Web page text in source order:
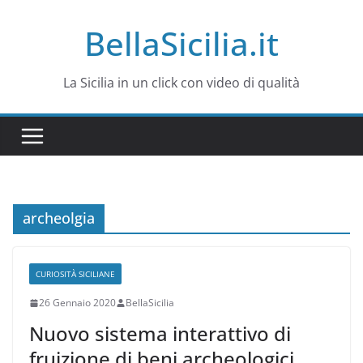
BellaSicilia.it
La Sicilia in un click con video di qualità
archeolgia
CURIOSITÀ SICILIANE
26 Gennaio 2020 BellaSicilia
Nuovo sistema interattivo di